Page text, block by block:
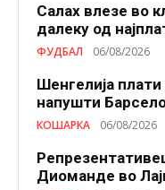
Салах влезе во
далеку од
ФУДБАЛ 06/08/2026
Шенгелија
напушти
КОШАРКА 06/08/2026
Диоманде во